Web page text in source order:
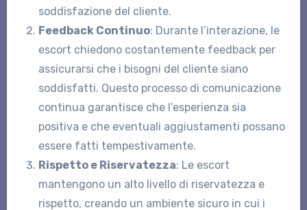
soddisfazione del cliente.
Feedback Continuo: Durante l’interazione, le
escort chiedono costantemente feedback per
assicurarsi che i bisogni del cliente siano
soddisfatti. Questo processo di comunicazione
continua garantisce che l’esperienza sia
positiva e che eventuali aggiustamenti possano
essere fatti tempestivamente.
Rispetto e Riservatezza: Le escort
mantengono un alto livello di riservatezza e
rispetto, creando un ambiente sicuro in cui i